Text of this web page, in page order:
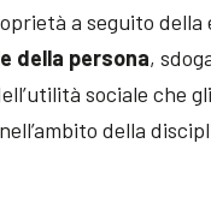
a seguito della
della persona,
sociale che
della